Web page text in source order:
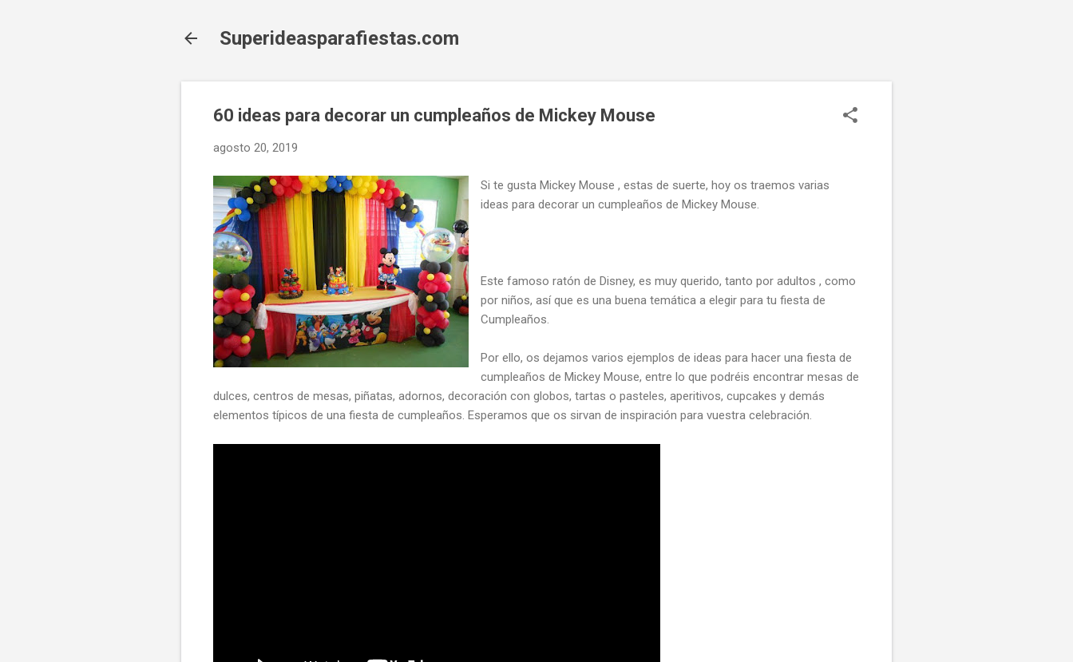
Superideasparafiestas.com
60 ideas para decorar un cumpleaños de Mickey Mouse
agosto 20, 2019
Si te gusta Mickey Mouse , estas de suerte, hoy os traemos varias
ideas para decorar un cumpleaños de Mickey Mouse.
Este famoso ratón de Disney, es muy querido, tanto por adultos , como
por niños, así que es una buena temática a elegir para tu fiesta de
Cumpleaños.
Por ello, os dejamos varios ejemplos de ideas para hacer una fiesta de
cumpleaños de Mickey Mouse, entre lo que podréis encontrar mesas de
dulces, centros de mesas, piñatas, adornos, decoración con globos, tartas o pasteles, aperitivos, cupcakes y demás
elementos típicos de una fiesta de cumpleaños. Esperamos que os sirvan de inspiración para vuestra celebración.